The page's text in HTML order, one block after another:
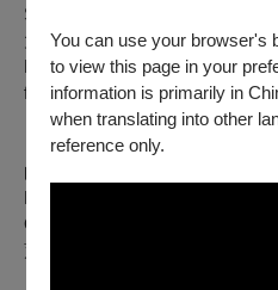
You can use your browser's
to view this page in your
information is primarily in
when translating into other
reference only.
Stradivari）小提琴大賽、維也
大賽等，以精湛技巧，被大提
Rostropovich )譽為「當代五大
five top violinists in the century
曲目
D. Shostakovich: Festive
蕭斯塔科維契：《慶典序曲》